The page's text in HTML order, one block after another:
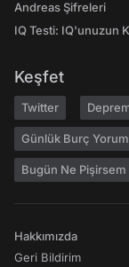
Andreas Şifreleri
IQ Testi: IQ'unuzun
Keşfet
Twitter
Günlük Burç
Bugün Ne Pişirsem
Hakkımızda
Geri Bildirim